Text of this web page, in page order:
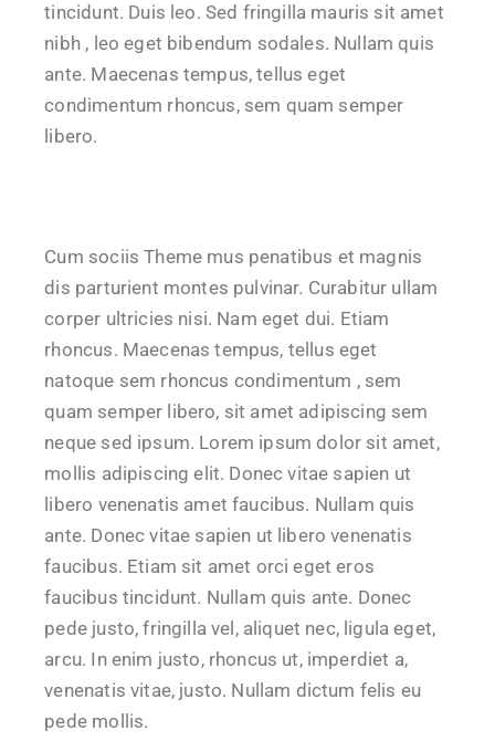
tincidunt. Duis leo. Sed fringilla mauris sit amet
nibh , leo eget bibendum sodales. Nullam quis
ante. Maecenas tempus, tellus eget
condimentum rhoncus, sem quam semper
libero.
Cum sociis Theme mus penatibus et magnis
dis parturient montes pulvinar. Curabitur ullam
corper ultricies nisi. Nam eget dui. Etiam
rhoncus. Maecenas tempus, tellus eget
natoque sem rhoncus condimentum , sem
quam semper libero, sit amet adipiscing sem
neque sed ipsum. Lorem ipsum dolor sit amet,
mollis adipiscing elit. Donec vitae sapien ut
libero venenatis amet faucibus. Nullam quis
ante. Donec vitae sapien ut libero venenatis
faucibus. Etiam sit amet orci eget eros
faucibus tincidunt. Nullam quis ante. Donec
pede justo, fringilla vel, aliquet nec, ligula eget,
arcu. In enim justo, rhoncus ut, imperdiet a,
venenatis vitae, justo. Nullam dictum felis eu
pede mollis.